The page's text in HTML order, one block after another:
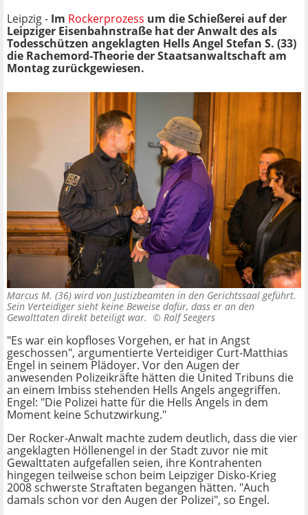
Leipzig - Im Rockerprozess um die Schießerei auf der
Leipziger Eisenbahnstraße hat der Anwalt des als
Todesschützen angeklagten Hells Angel Stefan S. (33)
die Rachemord-Theorie der Staatsanwaltschaft am
Montag zurückgewiesen.
Marcus M. (36) wird von Justizbeamten in den Gerichtssaal geführt.
Sein Verteidiger sieht keine Beweise dafür, dass er an den
Gewalttaten direkt beteiligt war. © Ralf Seegers
"Es war ein kopfloses Vorgehen, er hat in Angst
geschossen", argumentierte Verteidiger Curt-Matthias
Engel in seinem Plädoyer. Vor den Augen der
anwesenden Polizeikräfte hätten die United Tribuns die
an einem Imbiss stehenden Hells Angels angegriffen.
Engel: "Die Polizei hatte für die Hells Angels in dem
Moment keine Schutzwirkung."
Der Rocker-Anwalt machte zudem deutlich, dass die vier
angeklagten Höllenengel in der Stadt zuvor nie mit
Gewalttaten aufgefallen seien, ihre Kontrahenten
hingegen teilweise schon beim Leipziger Disko-Krieg
2008 schwerste Straftaten begangen hätten. "Auch
damals schon vor den Augen der Polizei", so Engel.